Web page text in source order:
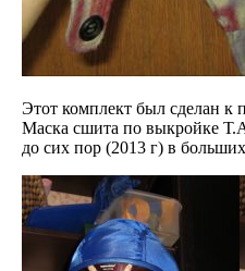
Этот комплект был сделан к
Маска сшита по выкройке
до сих пор (2013 г) в